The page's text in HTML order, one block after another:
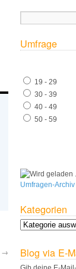
→
Umfrage
19 - 29
30 - 39
40 - 49
50 - 59
Umfragen-Archiv
Kategorien
Blog via E-